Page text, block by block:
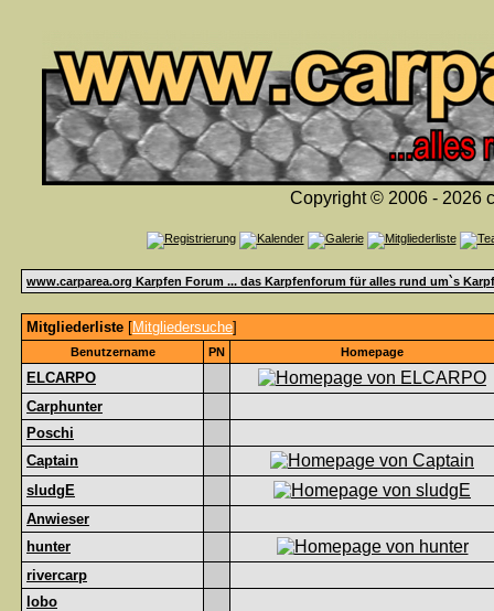
Copyright © 2006 - 2026
www.carparea.org Karpfen Forum ... das Karpfenforum für alles rund um`s
Mitgliederliste [Mitgliedersuche]
Benutzername PN Homepage
ELCARPO
Carphunter
Poschi
Captain
sludgE
Anwieser
hunter
rivercarp
lobo